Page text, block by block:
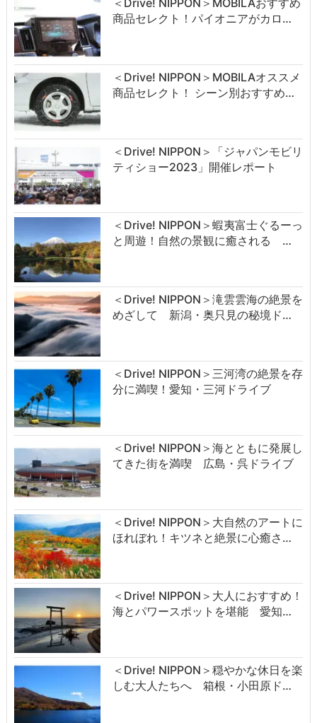
商品セレクト！パイオニアがカロ…
＜Drive! NIPPON＞MOBILAオススメ
商品セレクト！ シーン別おすすめ…
＜Drive! NIPPON＞「ジャパンモビリ
ティショー2023」開催レポート
＜Drive! NIPPON＞蝦夷富士ぐるーっ
と周遊！自然の景観に癒される …
＜Drive! NIPPON＞滝雲雲海の絶景を
めざして 新潟・奥只見の秘境ド…
＜Drive! NIPPON＞三河湾の絶景を存
分に満喫！愛知・三河ドライブ
＜Drive! NIPPON＞海とともに発展し
てきた街を満喫 広島・呉ドライブ
＜Drive! NIPPON＞大自然のアートに
ほれぼれ！キツネと絶景に心癒さ…
＜Drive! NIPPON＞大人におすすめ！
海とパワースポットを堪能 愛知…
＜Drive! NIPPON＞穏やかな休日を楽
しむ大人たちへ 箱根・小田原ド…